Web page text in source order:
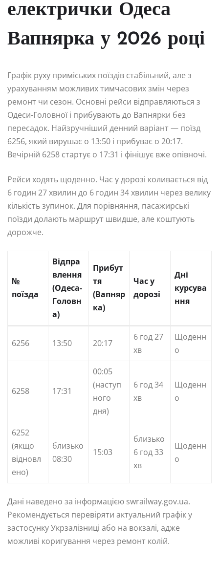
електрички Одеса
Вапнярка у 2026 році
Графік руху приміських поїздів стабільний, але з
урахуванням можливих тимчасових змін через
ремонт чи сезон. Основні рейси відправляються з
Одеси-Головної і прибувають до Вапнярки без
пересадок. Найзручніший денний варіант — поїзд
6256, який вирушає о 13:50 і прибуває о 20:17.
Вечірній 6258 стартує о 17:31 і фінішує вже опівночі.
Рейси ходять щоденно. Час у дорозі коливається від
6 годин 27 хвилин до 6 годин 34 хвилин через велику
кількість зупинок. Для порівняння, пасажирські
поїзди долають маршрут швидше, але коштують
дорожче.
№
поїзда
Відпра
влення
(Одеса-
Головн
а)
Прибут
тя
(Вапняр
ка)
Час у
дорозі
Дні
курсува
ння
6256 13:50 20:17
6 год 27
хв
Щоденн
о
6258 17:31
00:05
(наступ
ного
дня)
6 год 34
хв
Щоденн
о
6252
(якщо
відновл
ено)
близько
08:30
15:03
близько
6 год 33
хв
Щоденн
о
Дані наведено за інформацією swrailway.gov.ua.
Рекомендується перевіряти актуальний графік у
застосунку Укрзалізниці або на вокзалі, адже
можливі коригування через ремонт колій.